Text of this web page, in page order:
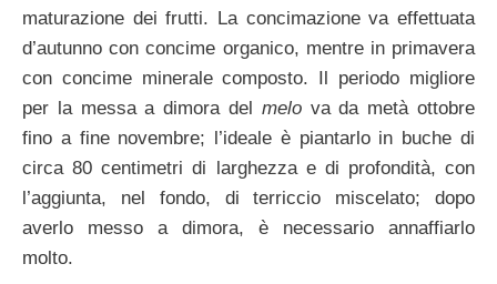
maturazione dei frutti. La concimazione va effettuata
d’autunno con concime organico, mentre in primavera
con concime minerale composto. Il periodo migliore
per la messa a dimora del melova da metà ottobre
fino a fine novembre; l’ideale è piantarlo in buche di
circa 80 centimetri di larghezza e di profondità, con
l’aggiunta, nel fondo, di terriccio miscelato; dopo
averlo messo a dimora, è necessario annaffiarlo
molto.